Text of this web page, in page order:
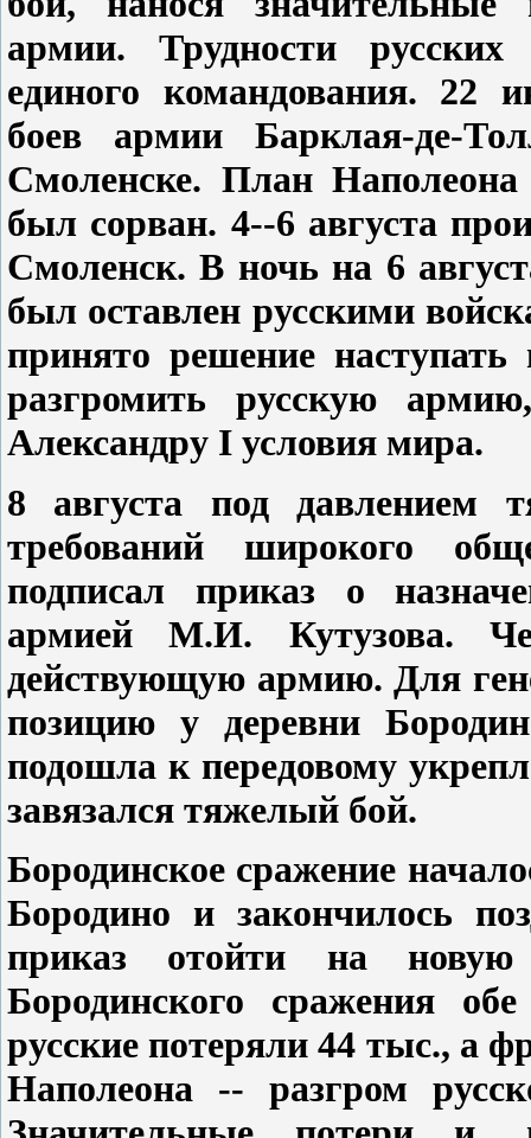
армии. Трудности русских
единого командования. 22
боев армии Барклая-де-
Смоленске. План
был сорван. 4--6 августа
Смоленск. В ночь на 6
был оставлен русскими
принято решение
разгромить русскую
Александру I условия мира.
8 августа под давлением
требований широкого
подписал приказ о
армией М.И. Кутузова.
действующую армию. Для
позицию у деревни
подошла к передовому
завязался тяжелый бой.
Бородинское сражение
Бородино и закончилось
приказ отойти на
Бородинского сражения
русские потеряли 44 тыс., а
Наполеона -- разгром